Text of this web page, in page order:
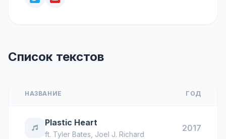
Список текстов
НАЗВАНИЕ ГОД
Plastic Heart
ft. Tyler Bates Joel J. Richard
2017